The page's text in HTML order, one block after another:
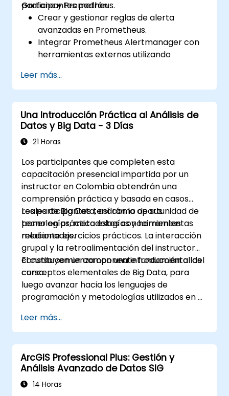
Grafana y Prometheus.
participantes podrán:
Crear y gestionar reglas de alerta
avanzadas en Prometheus.
Integrar Prometheus Alertmanager con
herramientas externas utilizando
Automatizar las respuestas a las alertas
para resolver problemas más
rápidamente.
Utilizar Grafana para visualizar y
gestionar las alertas de manera efectiva.
Leer más...
Una Introducción Práctica al Análisis de
Datos y Big Data - 3 Días
21 Horas
Los participantes que completen esta
capacitación presencial impartida por un
instructor en Colombia obtendrán una
comprensión práctica y basada en casos
reales de Big Data, así como de sus
tecnologías, metodologías y herramientas
relacionadas.
Los participantes tendrán la oportunidad de
poner en práctica estos conocimientos
mediante ejercicios prácticos. La interacción
grupal y la retroalimentación del instructor
constituyen un componente fundamental del
curso.
El curso comienza con una introducción a los
conceptos elementales de Big Data, para
luego avanzar hacia los lenguajes de
programación y metodologías utilizados en el
herramientas y la infraestructura que
permiten el almacenamiento de Big Data, el
procesamiento distribuido y la escalabilidad.
Leer más...
ArcGIS Professional Plus: Gestión y
Análisis Avanzado de Datos SIG
14 Horas